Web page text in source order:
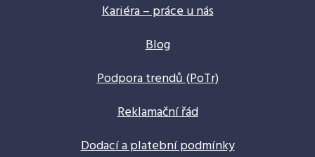
Kariéra – práce u nás
Blog
Podpora trendů (PoTr)
Reklamační řád
Dodací a platební podmínky